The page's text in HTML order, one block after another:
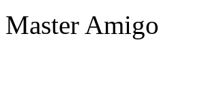
Master Amigo